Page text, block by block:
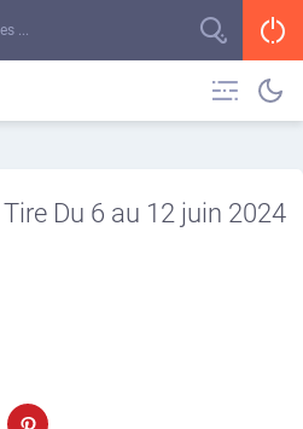
Du 6 au 12 juin 2024